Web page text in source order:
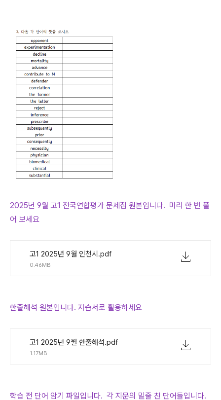
2025년 9월 고1 전국연합평가 문제집 원본입니다. 미리 한 번 풀
어 보세요
고1 2025년 9월 인천시.pdf
0.46MB
한줄해석 원본입니다. 자습서로 활용하세요
고1 2025년 9월 한줄해석.pdf
1.17MB
학습 전 단어 암기 파일입니다. 각 지문의 밑줄 친 단어들입니다.